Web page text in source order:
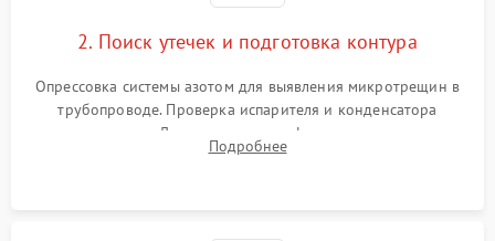
2. Поиск утечек и подготовка контура
Опрессовка системы азотом для выявления микротрещин в
трубопроводе. Проверка испарителя и конденсатора
течеискателем. Демонтаж старого фильтра-осушителя и
продувка капиллярной трубки для устранения засоров.
Подробнее